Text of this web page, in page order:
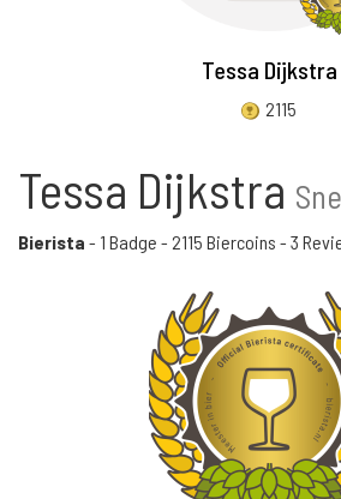
Tessa Dijkstra
2115
Tessa Dijkstra
Bierista - 1 Badge - 2115 Biercoins - 3